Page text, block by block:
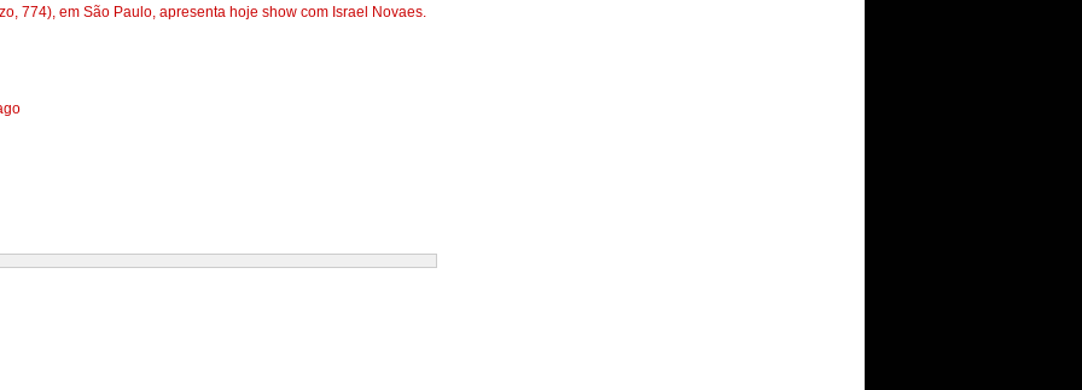
774), em São Paulo, apresenta hoje show com Israel Novaes.